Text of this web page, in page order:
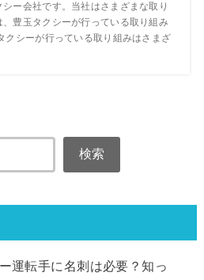
ー会社です。当社はさまざまな取り
豊玉タクシーが行っている取り組み
クシーが行っている取り組みはさまざ
検索
運転手に名刺は必要？知っ